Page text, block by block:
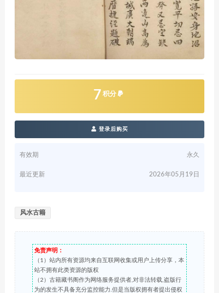
7 积分
登录后购买
有效期 永久
最近更新 2026年05月19日
风水古籍
免责声明：
（1）站内所有资源均来自互联网收集或用户上传分享，本
站不拥有此类资源的版权
（2）古籍藏书阁作为网络服务提供者,对非法转载,盗版行
为的发生不具备充分监控能力.但是当版权拥有者提出侵权